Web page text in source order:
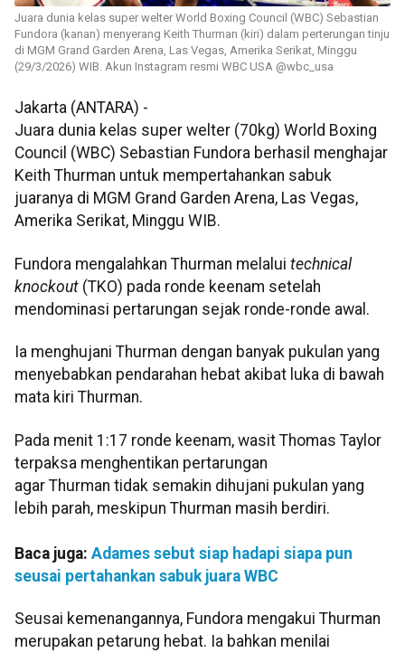
Juara dunia kelas super welter World Boxing Council (WBC) Sebastian
Fundora (kanan) menyerang Keith Thurman (kiri) dalam perterungan tinju
di MGM Grand Garden Arena, Las Vegas, Amerika Serikat, Minggu
(29/3/2026) WIB. Akun Instagram resmi WBC USA @wbc_usa
Jakarta (ANTARA) -
Juara dunia kelas super welter (70kg) World Boxing
Council (WBC) Sebastian Fundora berhasil menghajar
Keith Thurman untuk mempertahankan sabuk
juaranya di MGM Grand Garden Arena, Las Vegas,
Amerika Serikat, Minggu WIB.
Fundora mengalahkan Thurman melalui technical
knockout (TKO) pada ronde keenam setelah
mendominasi pertarungan sejak ronde-ronde awal.
Ia menghujani Thurman dengan banyak pukulan yang
menyebabkan pendarahan hebat akibat luka di bawah
mata kiri Thurman.
Pada menit 1:17 ronde keenam, wasit Thomas Taylor
terpaksa menghentikan pertarungan
agar Thurman tidak semakin dihujani pukulan yang
lebih parah, meskipun Thurman masih berdiri.
Baca juga: Adames sebut siap hadapi siapa pun
seusai pertahankan sabuk juara WBC
Seusai kemenangannya, Fundora mengakui Thurman
merupakan petarung hebat. Ia bahkan menilai